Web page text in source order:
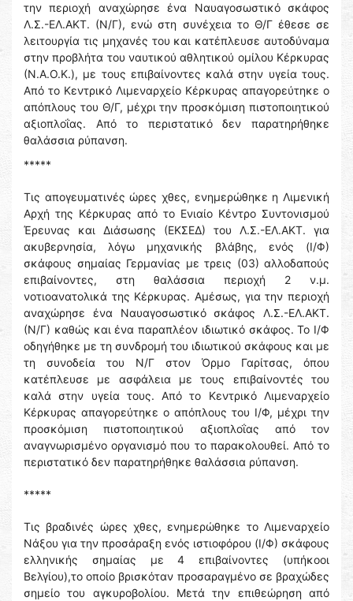
την περιοχή αναχώρησε ένα Ναυαγοσωστικό σκάφος
Λ.Σ.-ΕΛ.ΑΚΤ. (Ν/Γ), ενώ στη συνέχεια το Θ/Γ έθεσε σε
λειτουργία τις μηχανές του και κατέπλευσε αυτοδύναμα
στην προβλήτα του ναυτικού αθλητικού ομίλου Κέρκυρας
(Ν.Α.Ο.Κ.), με τους επιβαίνοντες καλά στην υγεία τους.
Από το Κεντρικό Λιμεναρχείο Κέρκυρας απαγορεύτηκε ο
απόπλους του Θ/Γ, μέχρι την προσκόμιση πιστοποιητικού
αξιοπλοΐας. Από το περιστατικό δεν παρατηρήθηκε
θαλάσσια ρύπανση.
*****
Τις απογευματινές ώρες χθες, ενημερώθηκε η Λιμενική
Αρχή της Κέρκυρας από το Ενιαίο Κέντρο Συντονισμού
Έρευνας και Διάσωσης (ΕΚΣΕΔ) του Λ.Σ.-ΕΛ.ΑΚΤ. για
ακυβερνησία, λόγω μηχανικής βλάβης, ενός (Ι/Φ)
σκάφους σημαίας Γερμανίας με τρεις (03) αλλοδαπούς
επιβαίνοντες, στη θαλάσσια περιοχή 2 ν.μ.
νοτιοανατολικά της Κέρκυρας. Αμέσως, για την περιοχή
αναχώρησε ένα Ναυαγοσωστικό σκάφος Λ.Σ.-ΕΛ.ΑΚΤ.
(Ν/Γ) καθώς και ένα παραπλέον ιδιωτικό σκάφος. Το Ι/Φ
οδηγήθηκε με τη συνδρομή του ιδιωτικού σκάφους και με
τη συνοδεία του Ν/Γ στον Όρμο Γαρίτσας, όπου
κατέπλευσε με ασφάλεια με τους επιβαίνοντές του
καλά στην υγεία τους. Από το Κεντρικό Λιμεναρχείο
Κέρκυρας απαγορεύτηκε ο απόπλους του Ι/Φ, μέχρι την
προσκόμιση πιστοποιητικού αξιοπλοΐας από τον
αναγνωρισμένο οργανισμό που το παρακολουθεί. Από το
περιστατικό δεν παρατηρήθηκε θαλάσσια ρύπανση.
*****
Τις βραδινές ώρες χθες, ενημερώθηκε το Λιμεναρχείο
Νάξου για την προσάραξη ενός ιστιοφόρου (Ι/Φ) σκάφους
ελληνικής σημαίας με 4 επιβαίνοντες (υπήκοοι
Βελγίου),το οποίο βρισκόταν προσαραγμένο σε βραχώδες
σημείο του αγκυροβολίου. Μετά την επιθεώρηση από